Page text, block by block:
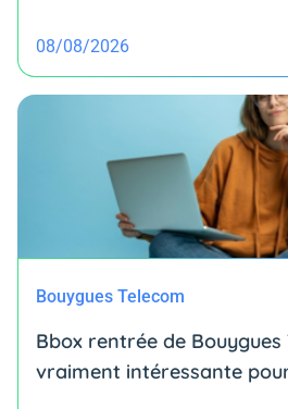
08/08/2026
Bouygues Telecom
Bbox rentrée de
vraiment intéressante